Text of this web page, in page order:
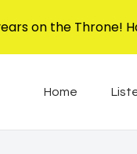
Home
Home
on the Throne!